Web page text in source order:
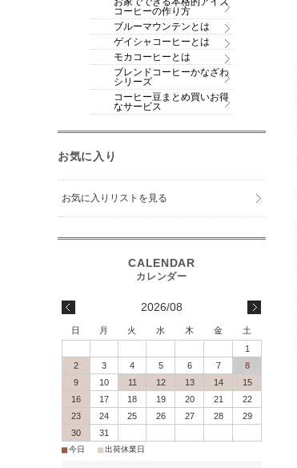
コーヒーの作り方
ブルーマウンテンとは
ゲイシャコーヒーとは
モカコーヒーとは
ブレンドコーヒーかなざわ
シリーズ
コーヒー豆まとめ買いお得
なサービス
お気に入り
お気に入りリストを見る
2026/08
日 月 火 水 木 金
土
1
2
3 4 5 6 7
8
9
10 11 12 13 14
15
16
17 18 19 20 21
22
23
24 25 26 27 28
29
30
31
■今日 ■出荷休業日